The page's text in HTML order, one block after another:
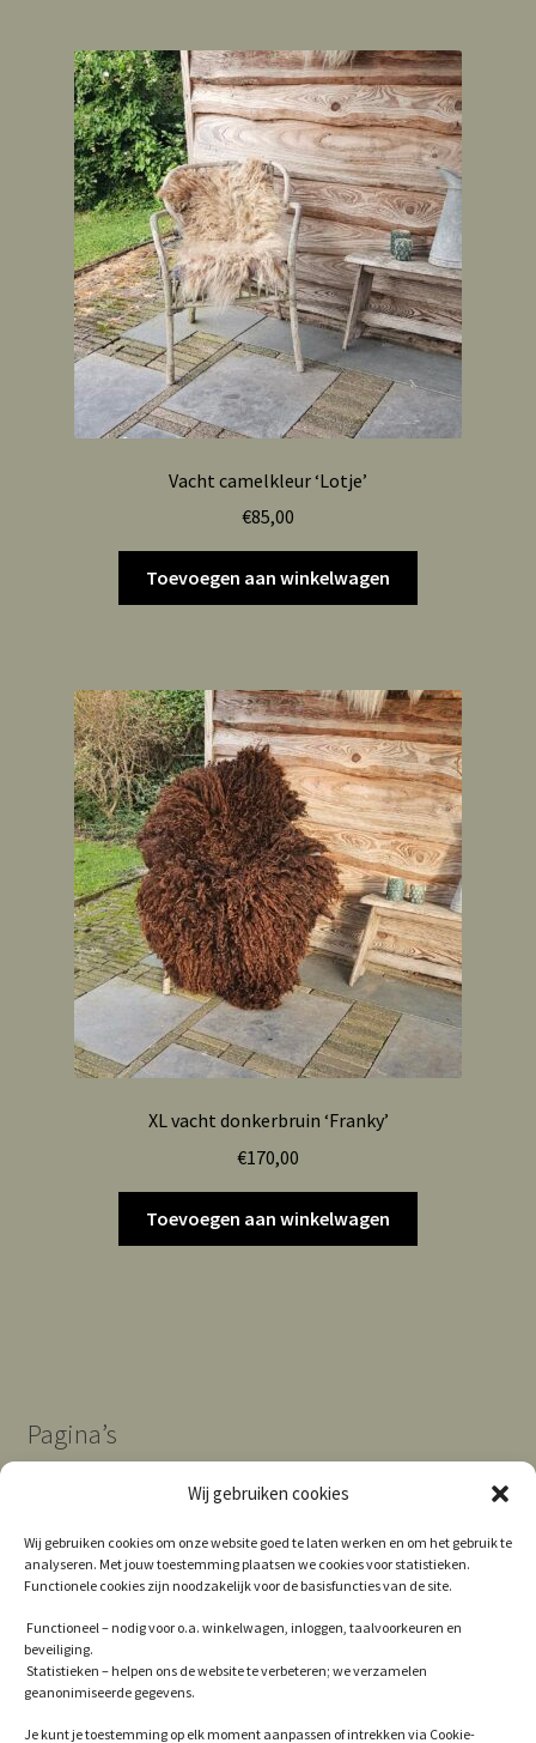
Wij gebruiken cookies
Wij gebruiken cookies om onze website goed te laten werken en om het gebruik te
analyseren. Met jouw toestemming plaatsen we cookies voor statistieken.
Functionele cookies zijn noodzakelijk voor de basisfuncties van de site.
Functioneel – nodig voor o.a. winkelwagen, inloggen, taalvoorkeuren en
beveiliging.
Statistieken – helpen ons de website te verbeteren; we verzamelen
geanonimiseerde gegevens.
Je kunt je toestemming op elk moment aanpassen of intrekken via Cookie-
Vacht camelkleur ‘Lotje’
€85,00
Toevoegen aan winkelwagen
XL vacht donkerbruin ‘Franky’
€170,00
Toevoegen aan winkelwagen
Pagina’s
Contact
Privacy